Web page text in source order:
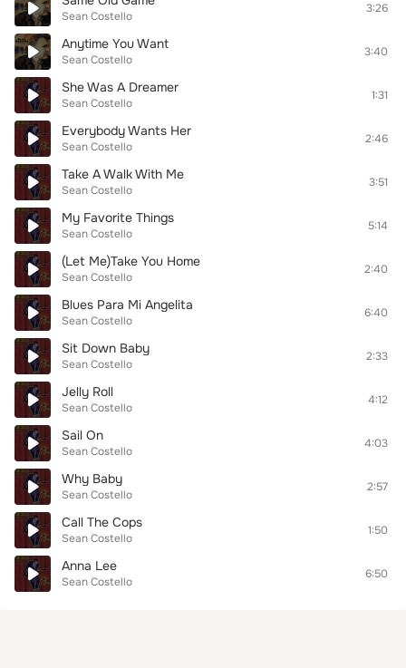
Sean Costello
3:26
Anytime You Want
Sean Costello
3:40
She Was A Dreamer
Sean Costello
1:31
Everybody Wants Her
Sean Costello
2:46
Take A Walk With Me
Sean Costello
3:51
My Favorite Things
Sean Costello
5:14
(Let Me)Take You Home
Sean Costello
2:40
Blues Para Mi Angelita
Sean Costello
6:40
Sit Down Baby
Sean Costello
2:33
Jelly Roll
Sean Costello
4:12
Sail On
Sean Costello
4:03
Why Baby
Sean Costello
2:57
Call The Cops
Sean Costello
1:50
Anna Lee
Sean Costello
6:50